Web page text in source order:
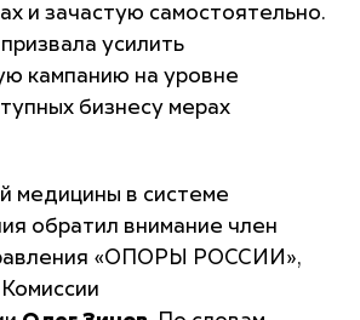
и зачастую самостоятельно.
усилить
кампанию на уровне
бизнесу мерах
медицины в системе
обратил внимание член
«ОПОРЫ РОССИИ»,